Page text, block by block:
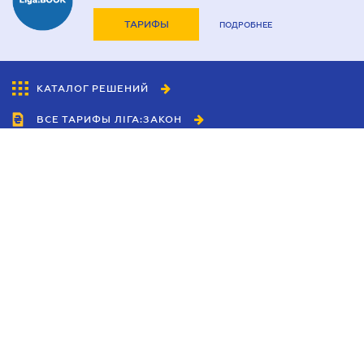
ТАРИФЫ ПОДРОБНЕЕ
КАТАЛОГ РЕШЕНИЙ
ВСЕ ТАРИФЫ ЛІГА:ЗАКОН